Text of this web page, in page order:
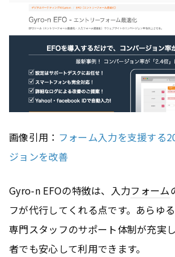
画像引用： フォーム入力を支援する
ジョンを改善
Gyro-n EFOの特徴は、入力フォーム
フが代行してくれる点です。あらゆ
専門スタッフのサポート体制が充実
者でも安心して利用できます。